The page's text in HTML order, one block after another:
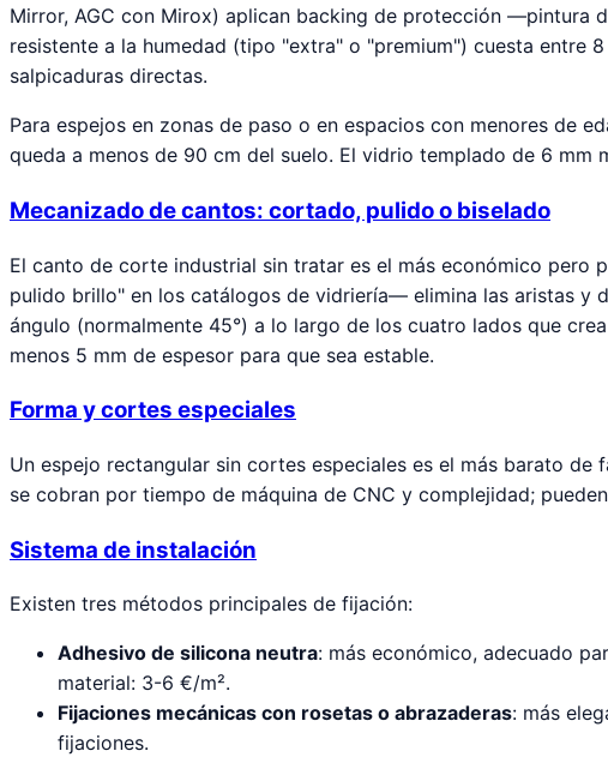
Mirror, AGC con Mirox) aplican backing de protección —pintura
resistente a la humedad (tipo "extra" o "premium") cuesta entre
salpicaduras directas.
Para espejos en zonas de paso o en espacios con menores de
queda a menos de 90 cm del suelo. El vidrio templado de 6
Mecanizado de cantos: cortado, pulido o biselado
El canto de corte industrial sin tratar es el más económico
pulido brillo" en los catálogos de vidriería— elimina las aristas y
ángulo (normalmente 45°) a lo largo de los cuatro lados que
menos 5 mm de espesor para que sea estable.
Forma y cortes especiales
Un espejo rectangular sin cortes especiales es el más barato
se cobran por tiempo de máquina de CNC y complejidad;
Sistema de instalación
Existen tres métodos principales de fijación:
Adhesivo de silicona neutra: más económico, adecuado
material: 3-6 €/m².
Fijaciones mecánicas con rosetas o abrazaderas: más
fijaciones.